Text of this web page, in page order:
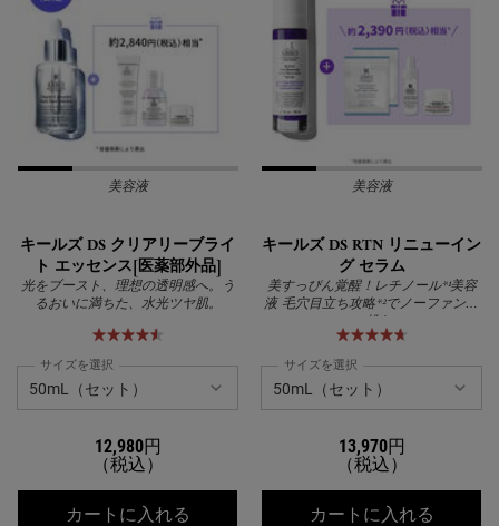
美容液
キールズ DS クリアリーブライ
ト エッセンス[医薬部外品]
光をブースト、理想の透明感へ。う
るおいに満ちた、水光ツヤ肌。
サイズを選択
12,980円
（税込）
カートに入れる キールズ DS クリアリーブライト エ
美容液
キールズ DS RTN リニューイン
グ セラム
美すっぴん覚醒！レチノール*¹美容
液 毛穴目立ち攻略*²でノーファンデ
に挑む
サイズを選択
13,970円
（税込）
カートに入れる